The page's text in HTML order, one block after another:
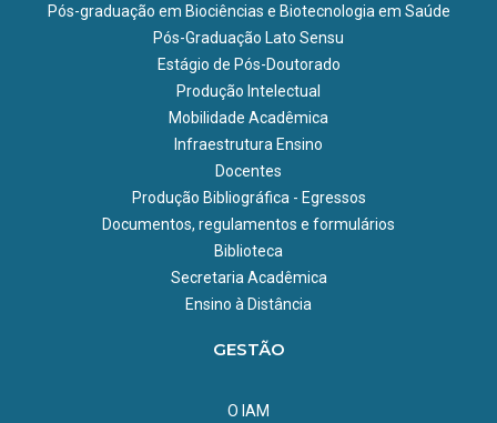
Pós-graduação em Biociências e Biotecnologia em Saúde
Pós-Graduação Lato Sensu
Estágio de Pós-Doutorado
Produção Intelectual
Mobilidade Acadêmica
Infraestrutura Ensino
Docentes
Produção Bibliográfica - Egressos
Documentos, regulamentos e formulários
Biblioteca
Secretaria Acadêmica
Ensino à Distância
GESTÃO
O IAM